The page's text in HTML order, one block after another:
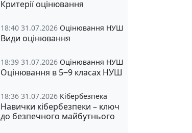
Критерії оцінювання
18:40 31.07.2026 Оцінювання НУШ
Види оцінювання
18:39 31.07.2026 Оцінювання НУШ
Оцінювання в 5‒9 класах НУШ
18:36 31.07.2026 Кібербезпека
Навички кібербезпеки – ключ
до безпечного майбутнього